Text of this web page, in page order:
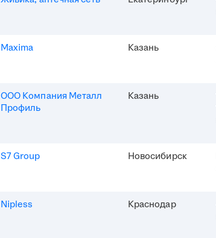
Maxima Казань
ООО Компания Металл
Профиль
Казань
S7 Group Новосибирск
Nipless Краснодар